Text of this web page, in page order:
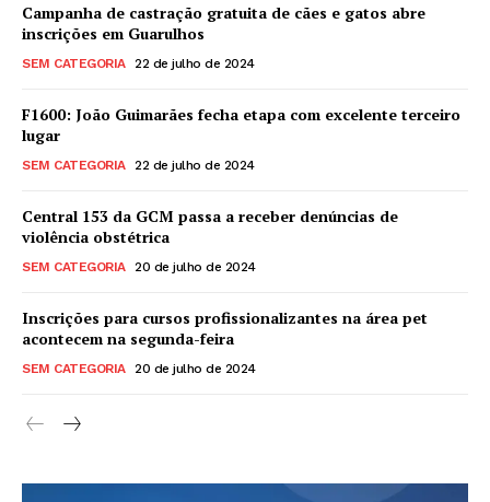
Campanha de castração gratuita de cães e gatos abre
inscrições em Guarulhos
SEM CATEGORIA 22 de julho de 2024
F1600: João Guimarães fecha etapa com excelente terceiro
lugar
SEM CATEGORIA 22 de julho de 2024
Central 153 da GCM passa a receber denúncias de
violência obstétrica
SEM CATEGORIA 20 de julho de 2024
Inscrições para cursos profissionalizantes na área pet
acontecem na segunda-feira
SEM CATEGORIA 20 de julho de 2024